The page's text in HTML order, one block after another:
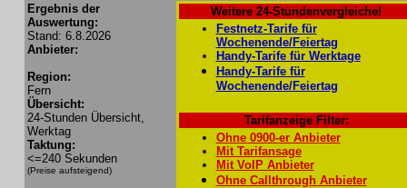
Ergebnis der
Auswertung:
Stand: 6.8.2026
Anbieter:
Region:
Fern
Übersicht:
24-Stunden Übersicht,
Werktag
Taktung:
<=240 Sekunden
(Preise aufsteigend)
Weitere 24-Stundenvergleiche!
Festnetz-Tarife für
Wochenende/Feiertag
Handy-Tarife für Werktage
Handy-Tarife für
Wochenende/Feiertag
Tarifanzeige Filter:
Ohne 0900-er Anbieter
Mit Tarifansage
Mit VoIP Anbieter
Ohne Callthrough Anbieter